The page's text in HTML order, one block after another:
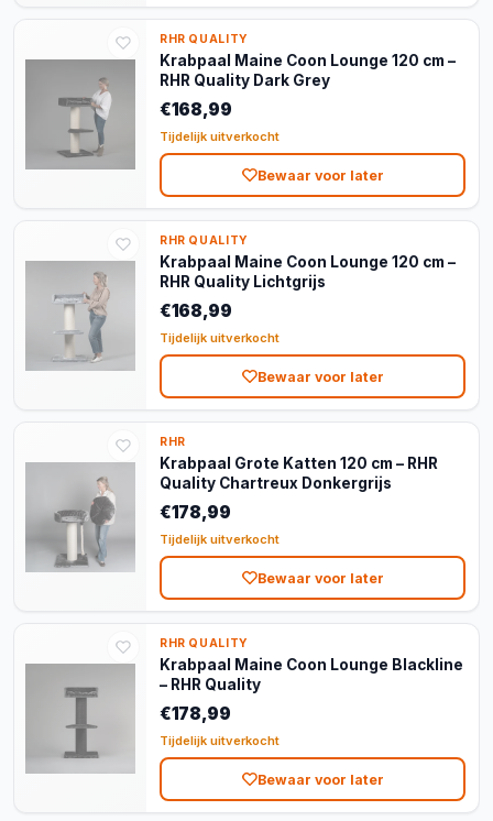
RHR QUALITY
Krabpaal Maine Coon Lounge 120 cm –
RHR Quality Dark Grey
€168,99
Tijdelijk uitverkocht
Bewaar voor later
RHR QUALITY
Krabpaal Maine Coon Lounge 120 cm –
RHR Quality Lichtgrijs
€168,99
Tijdelijk uitverkocht
Bewaar voor later
RHR
Krabpaal Grote Katten 120 cm – RHR
Quality Chartreux Donkergrijs
€178,99
Tijdelijk uitverkocht
Bewaar voor later
RHR QUALITY
Krabpaal Maine Coon Lounge Blackline
– RHR Quality
€178,99
Tijdelijk uitverkocht
Bewaar voor later